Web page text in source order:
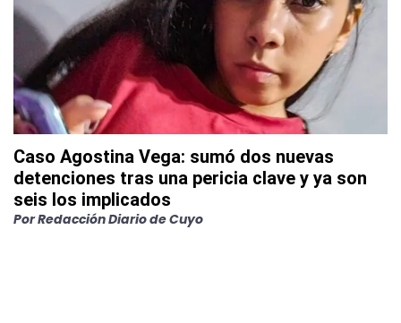
Caso Agostina Vega: sumó dos nuevas
detenciones tras una pericia clave y ya son
seis los implicados
PorRedacción Diario de Cuyo